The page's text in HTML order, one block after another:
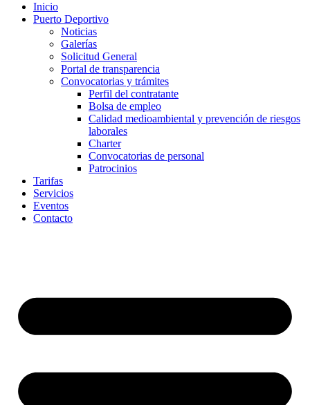
Inicio
Puerto Deportivo
Noticias
Galerías
Solicitud General
Portal de transparencia
Convocatorias y trámites
Perfil del contratante
Bolsa de empleo
Calidad medioambiental y prevención de riesgos
laborales
Charter
Convocatorias de personal
Patrocinios
Tarifas
Servicios
Eventos
Contacto